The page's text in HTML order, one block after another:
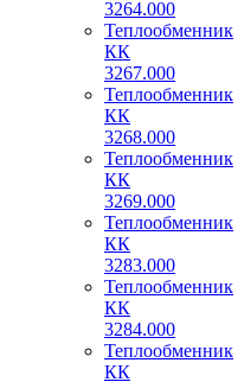
3264.000
Теплообменник
КК
3267.000
Теплообменник
КК
3268.000
Теплообменник
КК
3269.000
Теплообменник
КК
3283.000
Теплообменник
КК
3284.000
Теплообменник
КК